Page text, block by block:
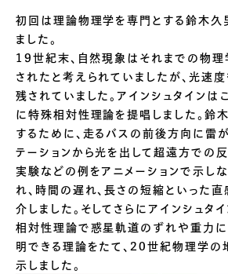
初回は理論物理学を専門とする鈴木
ました。
19世紀末、自然現象はそれまでの物理
されたと考えられていましたが、光速
残されていました。アインシュタイン
に特殊相対性理論を提唱しました。鈴
するために、走るバスの前後方向に雷
テーションから光を出して超遠方での
実験などの例をアニメーションで示し
れ、時間の遅れ、長さの短縮といった
介しました。そしてさらにアインシュ
相対性理論で惑星軌道のずれや重力
明できる理論をたて、20世紀物理学の
示しました。